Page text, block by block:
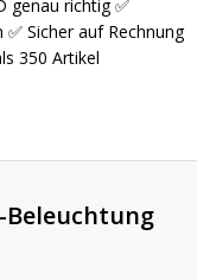
genau richtig ✅
Sicher auf Rechnung
350 Artikel
Beleuchtung